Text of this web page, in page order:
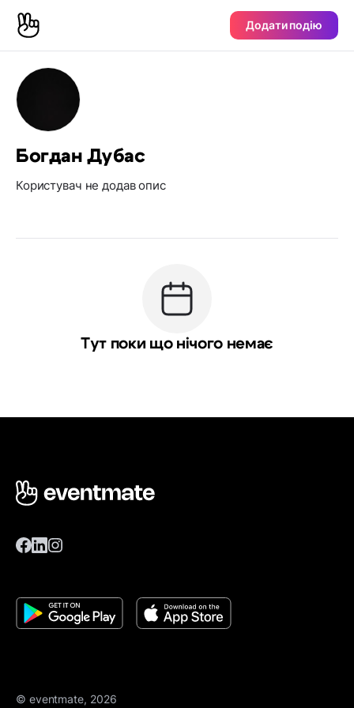
Додати подію
Богдан Дубас
Користувач не додав опис
Тут поки що нічого немає
© eventmate, 2026